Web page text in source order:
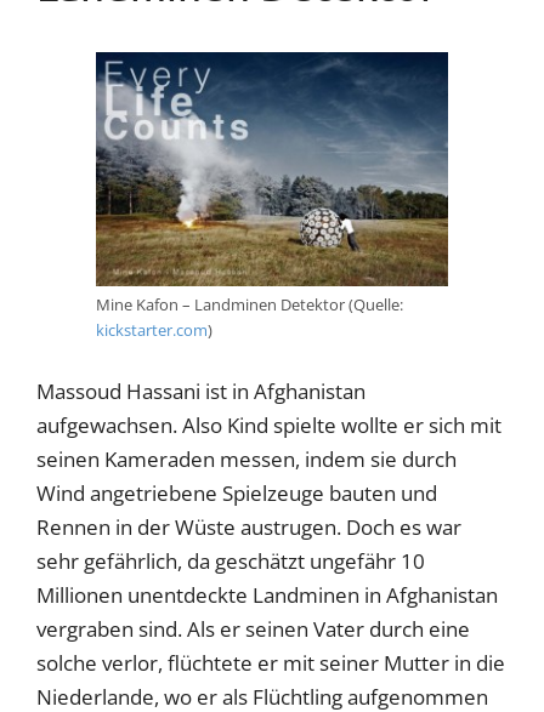
Mine Kafon – Landminen Detektor (Quelle:
kickstarter.com)
Massoud Hassani ist in Afghanistan
aufgewachsen. Also Kind spielte wollte er sich mit
seinen Kameraden messen, indem sie durch
Wind angetriebene Spielzeuge bauten und
Rennen in der Wüste austrugen. Doch es war
sehr gefährlich, da geschätzt ungefähr 10
Millionen unentdeckte Landminen in Afghanistan
vergraben sind. Als er seinen Vater durch eine
solche verlor, flüchtete er mit seiner Mutter in die
Niederlande, wo er als Flüchtling aufgenommen